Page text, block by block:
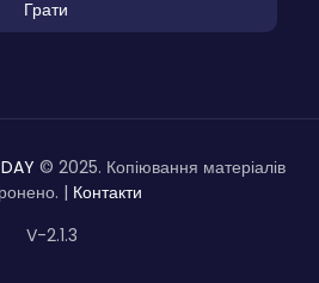
Грати
© 2025. Копіювання матеріалів
| Контакти
V-2.1.3